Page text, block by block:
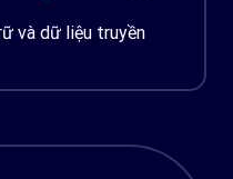
và dữ liệu truyền